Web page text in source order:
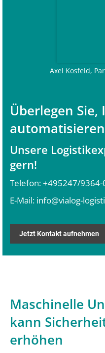
Axel Kosfeld,
Überlegen Sie,
Unsere
gern!
Telefon:+495247/9364-
E-Mail: info@vialog-
Jetzt Kontakt aufnehmen
Maschinelle
kann
erhöhen